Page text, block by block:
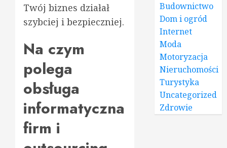
Twój biznes działał
szybciej i bezpieczniej.
Na czym
polega
obsługa
informatyczna
firm i
Budownictwo
Dom i ogród
Internet
Moda
Motoryzacja
Nieruchomości
Turystyka
Uncategorized
Zdrowie